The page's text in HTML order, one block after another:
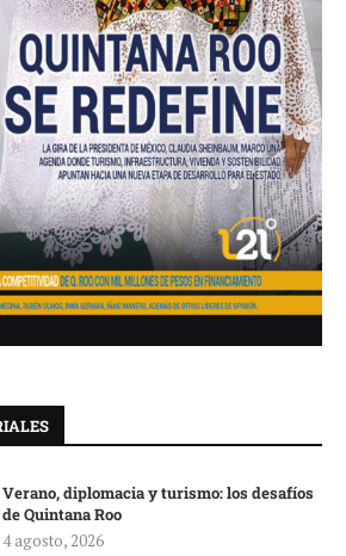
Verano, diplomacia y turismo: los desafíos
de Quintana Roo
4 agosto, 2026